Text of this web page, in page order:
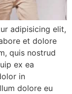
adipisicing elit,
et dolore
quis nostrud
ex ea
in
dolore eu